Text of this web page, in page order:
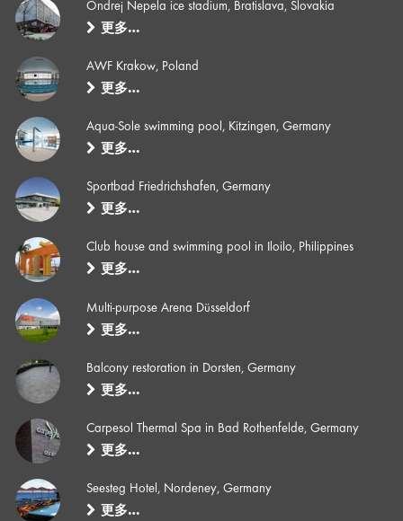
Ondrej Nepela ice stadium, Bratislava, Slovakia
更多…
AWF Krakow, Poland
更多…
Aqua-Sole swimming pool, Kitzingen, Germany
更多…
Sportbad Friedrichshafen, Germany
更多…
Club house and swimming pool in Iloilo, Philippines
更多…
Multi-purpose Arena Düsseldorf
更多…
Balcony restoration in Dorsten, Germany
更多…
Carpesol Thermal Spa in Bad Rothenfelde, Germany
更多…
Seesteg Hotel, Nordeney, Germany
更多…